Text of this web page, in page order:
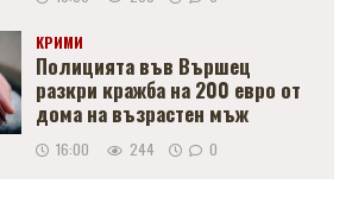
КРИМИ
Полицията във Вършец
разкри кражба на 200 евро от
дома на възрастен мъж
16:00 244 0